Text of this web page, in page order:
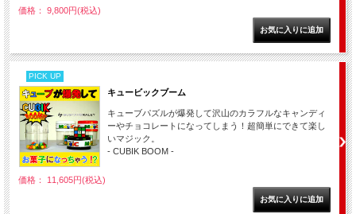
価格： 9,800円(税込)
PICK UP
キュービックブーム
キューブパズルが爆発して沢山のカラフルなキャンディ
ーやチョコレートになってしまう！超簡単にできて楽し
いマジック。
- CUBIK BOOM -
価格： 11,605円(税込)